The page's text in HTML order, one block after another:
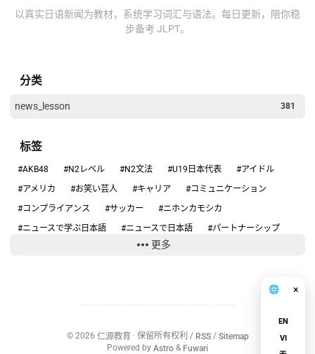
以真实日语新闻为教材，系统学习词汇与语法。每日更新，陪你稳
步备考 JLPT。
分类
news_lesson 381
标签
#AKB48 #N2レベル #N2文法 #U19日本代表
#アイドル
#アメリカ
#お笑い芸人 #キャリア
#コミュニケーション
#コンプライアンス
#サッカー
#ニホンカモシカ
#ニュースで学ぶ日本語
#ニュースで日本語
#パートナーシップ
#フィギュアスケート
#情報リテラシー #感動する話
#旅行の安全
#日本語ニュース #日本語学習
更多
© 2026 仁源教育· 保留所有权利 / RSS/ Sitemap
Powered by Astro & Fuwari
🌐 ×
EN
VI